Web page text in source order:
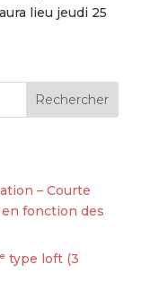
lieu jeudi 25
– Courte
fonction des
type loft (3